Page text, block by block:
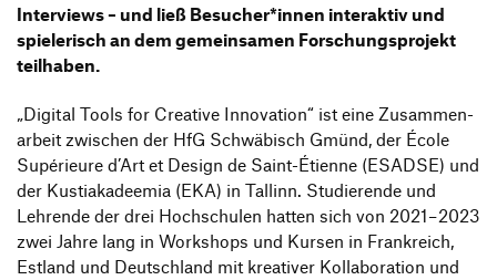
Inter­views – und ließ Besucher*innen inter­aktiv und
spie­le­risch an dem gemein­samen Forschungs­pro­jekt
teilhaben.
„Digital Tools for Crea­tive Inno­va­tion“ ist eine Zusam­men­
ar­beit zwischen der HfG Schwä­bisch Gmünd, der École
Supé­ri­eure d’Art et Design de Saint-Étienne (ESADSE) und
der Kustiaka­de­emia (EKA) in Tallinn. Studie­rende und
Lehrende der drei Hoch­schulen hatten sich von 2021 – 2023
zwei Jahre lang in Work­shops und Kursen in Frank­reich,
Estland und Deutsch­land mit krea­tiver Kolla­bo­ra­tion und